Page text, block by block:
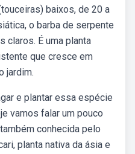
baixos, de 20 a
o barba de serpente
claros. É uma planta
que cresce em
jardim.
e plantar essa espécie
vamos falar um pouco
conhecida pelo
planta nativa da ásia e